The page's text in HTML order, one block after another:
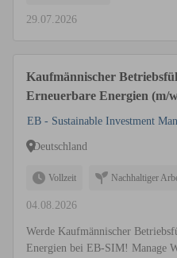
29.07.2026
Kaufmännischer
Erneuerbare Energien (m/
EB - Sustainable Investment
Deutschland
Vollzeit Nachhaltiger
04.08.2026
Werde Kaufmännischer
Energien bei EB-SIM! Manage